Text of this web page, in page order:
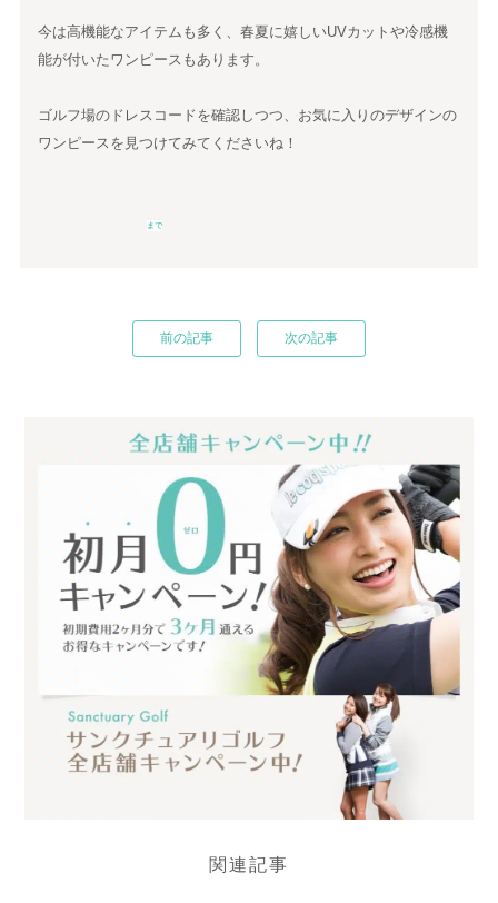
今は高機能なアイテムも多く、春夏に嬉しいUVカットや冷感機
能が付いたワンピースもあります。
ゴルフ場のドレスコードを確認しつつ、お気に入りのデザインの
ワンピースを見つけてみてくださいね！
前の記事 次の記事
まで
関連記事